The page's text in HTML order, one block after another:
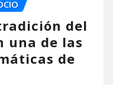
del
una de las
de